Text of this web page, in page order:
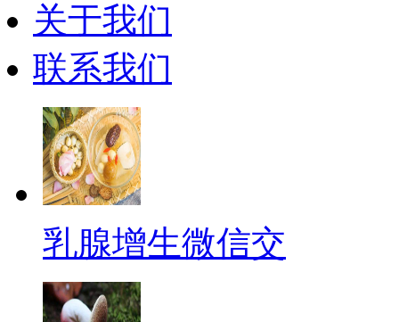
关于我们
联系我们
乳腺增生微信交